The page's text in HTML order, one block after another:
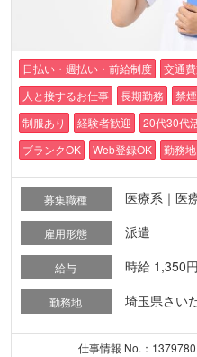
日払い・週払い・前給制度 交通
人と接するお仕事
長期勤務 禁
制服あり
経験者歓迎 20代30代
ブランクOK
Web登録OK 勤務
募集職種 医療系｜医
雇用形態 派遣
給与 時給 1,350
勤務地 埼玉県さい
仕事情報 No.：1379780